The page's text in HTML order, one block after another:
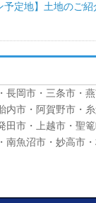
予定地】土地のご
長岡市・三条市・
内市・阿賀野市・糸
田市・上越市・聖
南魚沼市・妙高市・